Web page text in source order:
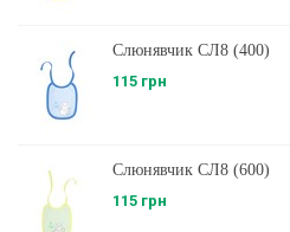
Слюнявчик СЛ8 (400)
115 грн
Слюнявчик СЛ8 (600)
115 грн